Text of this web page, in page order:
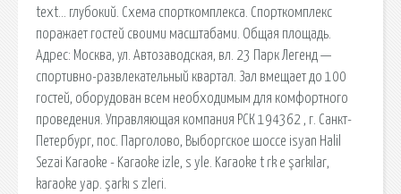
text… глубокий. Схема спорткомплекса. Спорткомплекс
поражает гостей своими масштабами. Общая площадь.
Адрес: Москва, ул. Автозаводская, вл. 23 Парк Легенд —
спортивно-развлекательный квартал. Зал вмещает до 100
гостей, оборудован всем необходимым для комфортного
проведения. Управляющая компания РСК 194362 , г. Санкт-
Петербург, пос. Парголово, Выборгское шоссе isyan Halil
Sezai Karaoke - Karaoke izle, s yle. Karaoke t rk e şarkılar,
karaoke yap. şarkı s zleri.